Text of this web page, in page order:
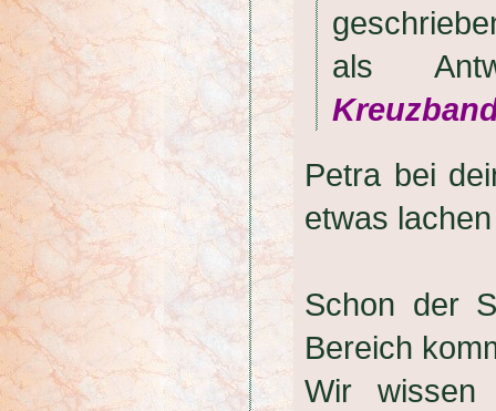
als
Petra bei
etwas
Schon der
Bereich
Wir